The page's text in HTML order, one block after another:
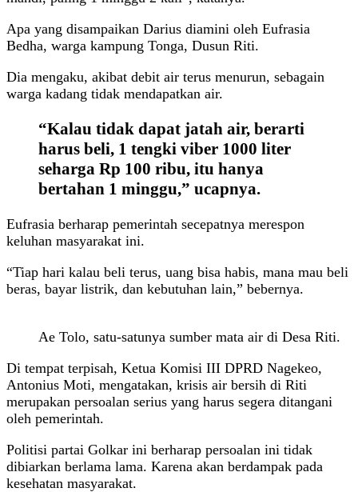
Apa yang disampaikan Darius diamini oleh Eufrasia
Bedha, warga kampung Tonga, Dusun Riti.
Dia mengaku, akibat debit air terus menurun, sebagain
warga kadang tidak mendapatkan air.
“Kalau tidak dapat jatah air, berarti
harus beli, 1 tengki viber 1000 liter
seharga Rp 100 ribu, itu hanya
bertahan 1 minggu,” ucapnya.
Eufrasia berharap pemerintah secepatnya merespon
keluhan masyarakat ini.
“Tiap hari kalau beli terus, uang bisa habis, mana mau beli
beras, bayar listrik, dan kebutuhan lain,” bebernya.
Ae Tolo, satu-satunya sumber mata air di Desa Riti.
Di tempat terpisah, Ketua Komisi III DPRD Nagekeo,
Antonius Moti, mengatakan, krisis air bersih di Riti
merupakan persoalan serius yang harus segera ditangani
oleh pemerintah.
Politisi partai Golkar ini berharap persoalan ini tidak
dibiarkan berlama lama. Karena akan berdampak pada
kesehatan masyarakat.